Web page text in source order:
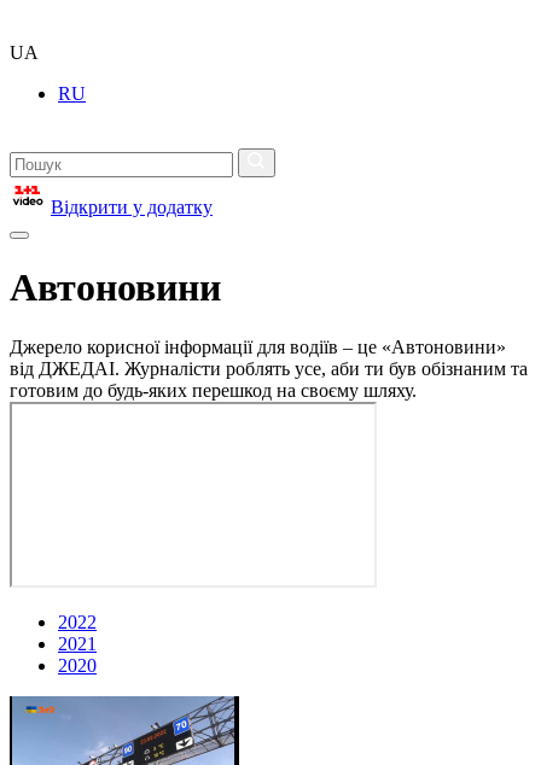
UA
RU
Відкрити у додатку
Автоновини
Джерело корисної інформації для водіїв – це «Автоновини»
від ДЖЕДАІ. Журналісти роблять усе, аби ти був обізнаним та
готовим до будь-яких перешкод на своєму шляху.
2022
2021
2020